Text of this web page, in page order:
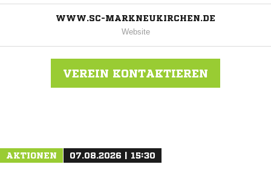
WWW.SC-MARKNEUKIRCHEN.DE
Website
VEREIN KONTAKTIEREN
AKTIONEN 07.08.2026 | 15:30